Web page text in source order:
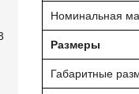
Номинальная
Размеры
Габаритные